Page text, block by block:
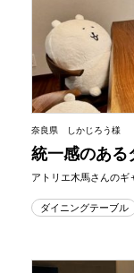
奈良県 しかじろう様
統一感のある
アトリエ木馬さんのギ
ダイニングテーブル